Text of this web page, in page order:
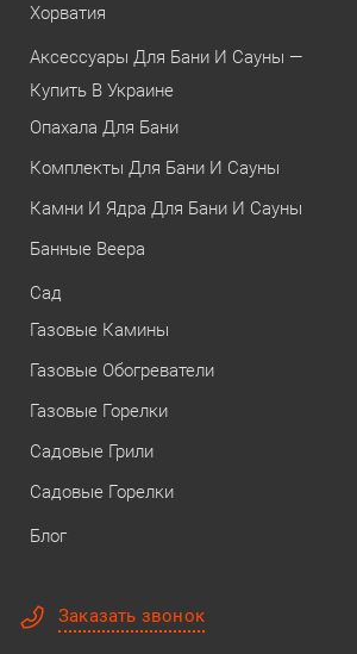
Хорватия
Аксессуары Для Бани И Сауны —
Купить В Украине
Опахала Для Бани
Комплекты Для Бани И Сауны
Камни И Ядра Для Бани И Сауны
Банные Веера
Сад
Газовые Камины
Газовые Обогреватели
Газовые Горелки
Садовые Грили
Садовые Горелки
Блог
Заказать звонок